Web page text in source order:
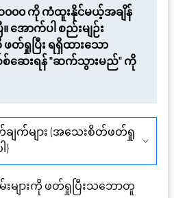
၁၀၀၀ ကို ကံထူးနိုင်မယ့်အချိန်
အောက်ပါ စည်းမျဉ်း
ဖတ်ရှုပြီး ရရှိထားသော
စ်ဆေးရန် "ဆက်သွားမည်" ကို
က်များ (အသေးစိတ်ဖတ်ရှု
)
းများကို ဖတ်ရှုပြီးသဘောတူ